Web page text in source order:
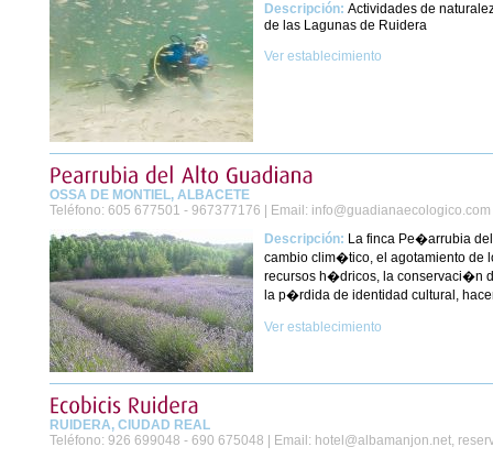
Descripción: Actividades de
de las Lagunas de Ruidera
Ver establecimiento
OSSA DE MONTIEL, ALBACETE
Teléfono: 605 677501 - 967377176 | Email: info@guadianaecologico.com
Descripción: La finca Pe�arrubia
cambio clim�tico, el agotamiento de
recursos h�dricos, la conservaci�n
la p�rdida de identidad cultural,
Ver establecimiento
RUIDERA, CIUDAD REAL
Teléfono: 926 699048 - 690 675048 | Email: hotel@albamanjon.net,